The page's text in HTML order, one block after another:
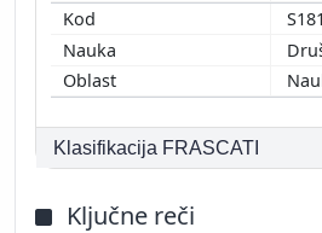
S181
Klasifikacija FRASCATI
Ključne reči